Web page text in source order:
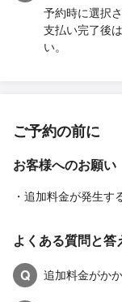
予約時に選択
支払い完了後
い。
ご予約の前に
お客様へのお願い
・追加料金が発生す
よくある質問と答
Q
追加料金がか